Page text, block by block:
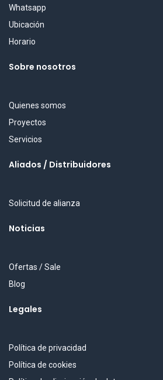
Whatsapp
Ubicación
Horario
Sobre nosotros
Quienes somos
Proyectos
Servicios
Aliados / Distribuidores
Solicitud de alianza
Noticias
Ofertas / Sale
Blog
Legales
Política de privacidad
Política de cookies